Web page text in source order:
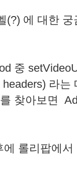
(?) 에 대한
중
라는
찾아보면
에 롤리팝에